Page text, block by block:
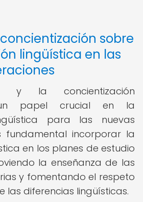
sobre
lingüística en las
y la concientización
un papel crucial en la
para las nuevas
fundamental incorporar la
en los planes de estudio
la enseñanza de las
y fomentando el respeto
las diferencias lingüísticas.